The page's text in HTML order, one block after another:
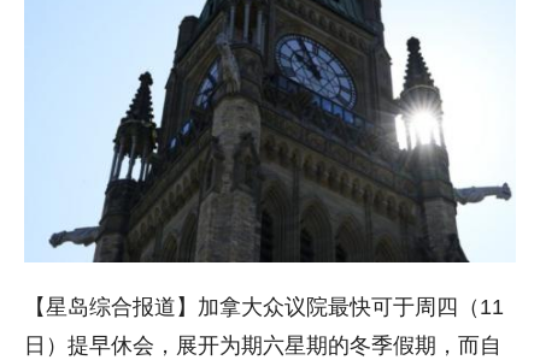
【星岛综合报道】加拿大众议院最快可于周四（11
日）提早休会，展开为期六星期的冬季假期，而自